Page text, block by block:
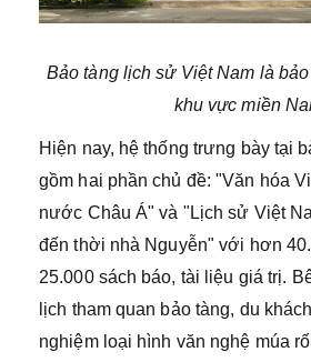
Bảo tàng lịch sử Việt Nam là
khu vực miền
Hiện nay, hệ thống trưng bày tại
gồm hai phần chủ đề: "Văn hóa
nước Châu Á" và "Lịch sử Việt
đến thời nhà Nguyễn" với hơn
25.000 sách báo, tài liệu giá trị.
lịch tham quan bảo tàng, du
nghiệm loại hình văn nghệ múa